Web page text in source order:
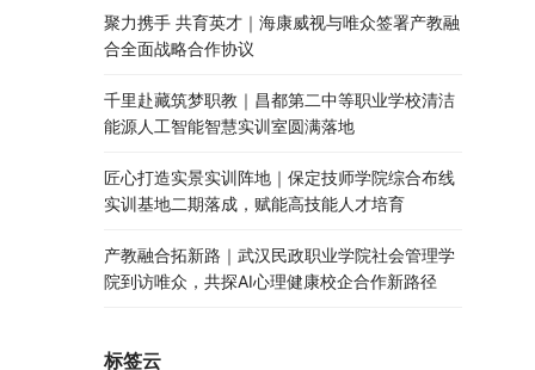
聚力携手 共育英才｜海康威视与唯众签署产教融
合全面战略合作协议
千里赴藏筑梦职教｜昌都第二中等职业学校清洁
能源人工智能智慧实训室圆满落地
匠心打造实景实训阵地｜保定技师学院综合布线
实训基地二期落成，赋能高技能人才培育
产教融合拓新路｜武汉民政职业学院社会管理学
院到访唯众，共探AI心理健康校企合作新路径
标签云